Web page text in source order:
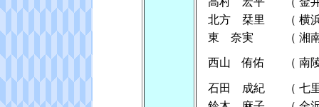
北方 栞里
（ 横
東 奈実
（ 湘
西山 侑佑 （ 南
石田 成紀 （ 七